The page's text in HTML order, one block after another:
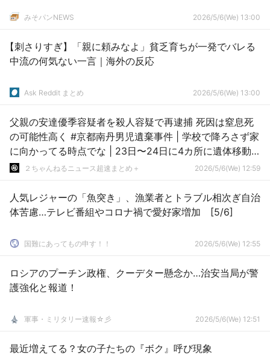
みそパンNEWS 2026/5/6(We) 13:00
【刺さりすぎ】「親に頼みなよ」貧乏育ちが一発でバレる
中流の何気ない一言｜海外の反応
Ask Reddit まとめ 2026/5/6(We) 13:00
父親の安達優季容疑者を殺人容疑で再逮捕 死因は窒息死
の可能性高く #京都南丹男児遺棄事件 | 学校で降ろさず家
に向かってる時点でな | 23日〜24日に4カ所に遺体移動
したんですと
２ちゃんねるニュース超速まとめ＋ 2026/5/6(We) 12:59
人気レジャーの「魚突き」、漁業者とトラブル相次ぎ自治
体苦慮…テレビ番組やコロナ禍で愛好家増加 [5/6]
国難にあってもの申す！！ 2026/5/6(We) 12:55
ロシアのプーチン政権、クーデター懸念か…治安当局が警
護強化と報道！
軍事・ミリタリー速報☆彡 2026/5/6(We) 12:51
最近増えてる？女の子たちの『ボク』呼び現象